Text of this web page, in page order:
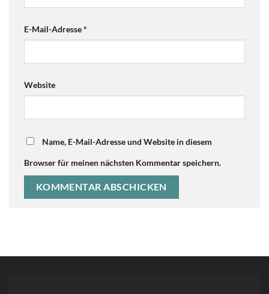
E-Mail-Adresse*
Website
Name, E-Mail-Adresse und Website in diesem
Browser für meinen nächsten Kommentar speichern.